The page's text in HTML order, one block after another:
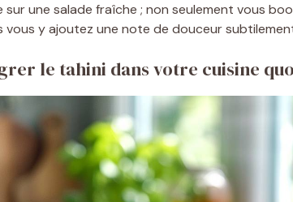
une salade fraîche ; non seulement vous
vous y ajoutez une note de douceur
le tahini dans votre cuisine